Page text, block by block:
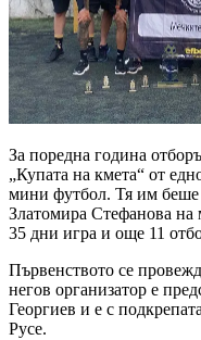
За поредна година
„Купата на кмета“ от
мини футбол. Тя им беше
Златомира Стефанова
35 дни игра и още 11
Първенството се
негов организатор е
Георгиев и е с
Русе.